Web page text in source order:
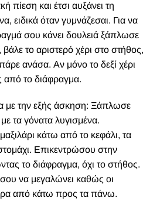
πίεση και έτσι αυξάνει τη
ειδικά όταν γυμνάζεσαι. Για να
σου κάνει δουλειά ξάπλωσε
το αριστερό χέρι στο στήθος,
πάρε ανάσα. Αν μόνο το δεξί χέρι
από το διάφραγμα.
με την εξής άσκηση: Ξάπλωσε
τα γόνατα λυγισμένα.
κάτω από το κεφάλι, τα
Επικεντρώσου στην
το διάφραγμα, όχι το στήθος.
να μεγαλώνει καθώς οι
από κάτω προς τα πάνω.